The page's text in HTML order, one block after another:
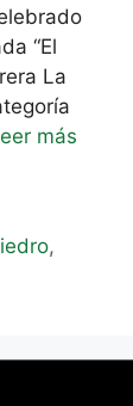
“El
La
más
,